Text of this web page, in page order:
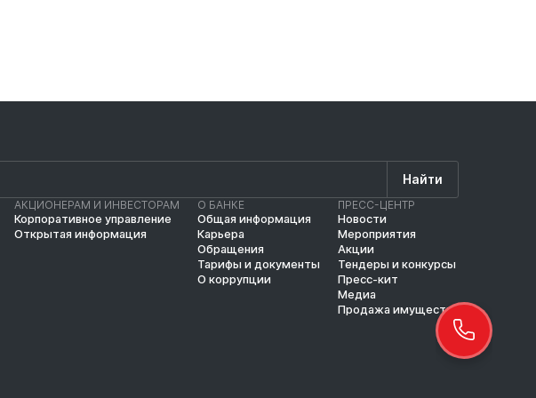
Найти
АКЦИОНЕРАМ И ИНВЕСТОРАМ
Корпоративное управление
Открытая информация
О БАНКЕ
Общая информация
Карьера
Обращения
Тарифы и документы
О коррупции
ПРЕСС-ЦЕНТР
Новости
Мероприятия
Акции
Тендеры и конкурсы
Пресс-кит
Медиа
Продажа имущества